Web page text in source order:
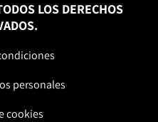
LOS DERECHOS
personales
cookies